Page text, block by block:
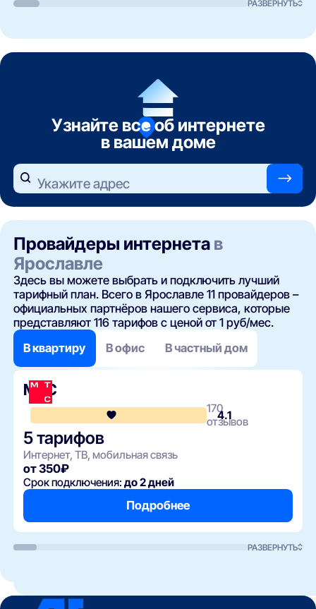
РАЗВЕРНУТЬ
Узнайте все об интернете
в вашем доме
Укажите адрес —>
Провайдеры интернета в
Ярославле
Здесь вы можете выбрать и подключить лучший
тарифный план. Всего в Ярославле 11 провайдеров –
официальных партнёров нашего сервиса, которые
представляют 116 тарифов с ценой от 1 руб/мес.
В квартиру
В офис В частный дом
МТС
4.1
170
отзывов
5 тарифов
Интернет, ТВ, мобильная связь
от 350₽
Срок подключения:до 2 дней
Подробнее
РАЗВЕРНУТЬ